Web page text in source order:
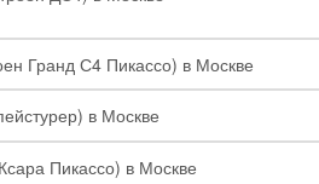
Гранд С4 Пикассо) в Москве
в Москве
Пикассо) в Москве